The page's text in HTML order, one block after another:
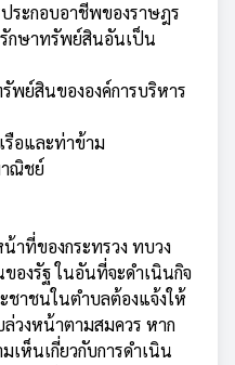
ะกอบอาชีพของราษฎร
ษาทรัพย์สินอันเป็น
สินขององค์การบริหาร
อและท่าข้าม
ณิชย์
าที่ของกระทรวง ทบวง
องรัฐ ในอันที่จะดำเนินกิจ
ชาชนในตำบลต้องแจ้งให้
วงหน้าตามสมควร หาก
เห็นเกี่ยวกับการดำเนิน